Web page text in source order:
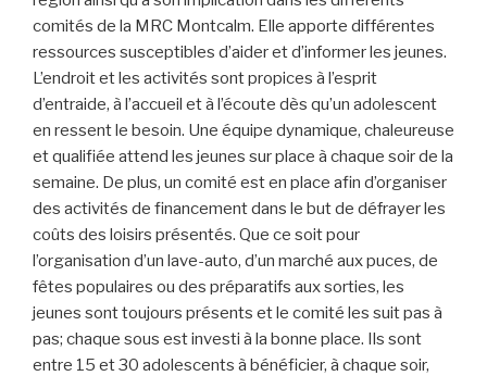
comités de la MRC Montcalm. Elle apporte différentes
ressources susceptibles d’aider et d’informer les jeunes.
L’endroit et les activités sont propices à l’esprit
d’entraide, à l’accueil et à l’écoute dès qu’un adolescent
en ressent le besoin. Une équipe dynamique, chaleureuse
et qualifiée attend les jeunes sur place à chaque soir de la
semaine. De plus, un comité est en place afin d’organiser
des activités de financement dans le but de défrayer les
coûts des loisirs présentés. Que ce soit pour
l’organisation d’un lave-auto, d’un marché aux puces, de
fêtes populaires ou des préparatifs aux sorties, les
jeunes sont toujours présents et le comité les suit pas à
pas; chaque sous est investi à la bonne place. Ils sont
entre 15 et 30 adolescents à bénéficier, à chaque soir,